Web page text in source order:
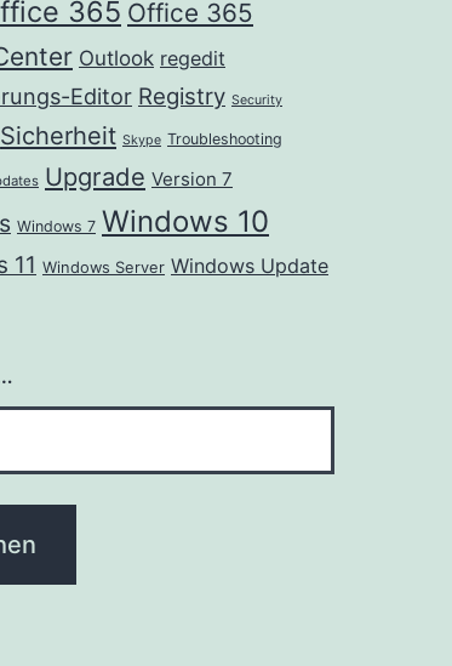
365 Office 365
Outlook regedit
Editor Registry Security
Sicherheit Skype Troubleshooting
Upgrade Version 7
Windows 7 Windows 10
11 Windows Server Windows Update